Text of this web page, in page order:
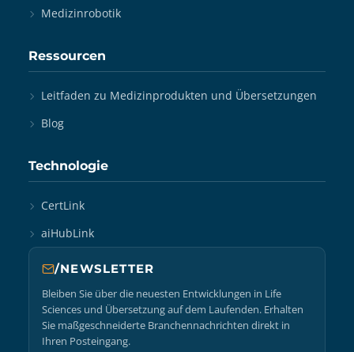
Medizinrobotik
Ressourcen
Leitfaden zu Medizinprodukten und Übersetzungen
Blog
Technologie
CertLink
aiHubLink
/NEWSLETTER
Bleiben Sie über die neuesten Entwicklungen in Life
Sciences und Übersetzung auf dem Laufenden. Erhalten
Sie maßgeschneiderte Branchennachrichten direkt in
Ihren Posteingang.